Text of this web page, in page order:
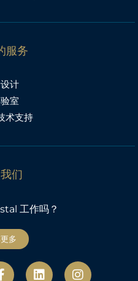
服务
计
室
术支持
们
工作吗？
多
F
L
社